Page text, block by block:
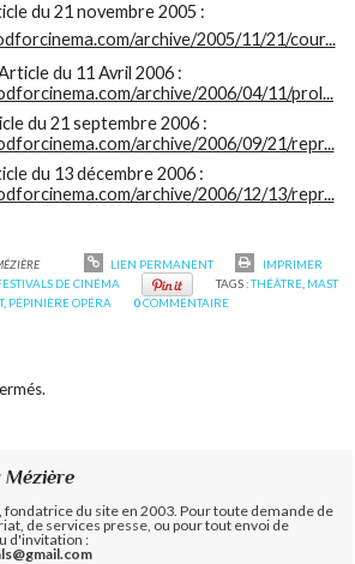
du 21 novembre 2005 :
archive/2005/11/21/cour...
du 11 Avril 2006 :
archive/2006/04/11/prol...
du 21 septembre 2006 :
archive/2006/09/21/repr...
du 13 décembre 2006 :
archive/2006/12/13/repr...
LIEN PERMANENT
IMPRIMER
DE CINÉMA TAGS :THÉÂTRE, MAST
, PÉPINIÈRE OPÉRA 0COMMENTAIRE
Mézière
, fondatrice du site en 2003. Pour toute demande de
de services presse, ou pour tout envoi de
d'invitation :